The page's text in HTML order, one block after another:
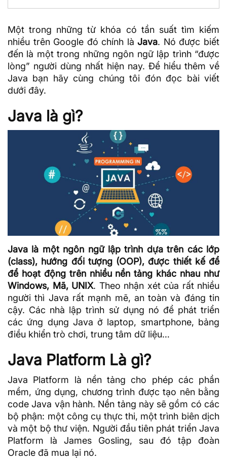
Một trong những từ khóa có tần suất tìm kiếm
nhiều trên Google đó chính làJava. Nó được biết
đến là một trong những ngôn ngữ lập trình“được
lòng” người dùng nhất hiện nay. Để hiểu thêm về
Java bạn hãy cùng chúng tôi đón đọc bài viết
dưới đây.
Java là gì?
Java là một ngôn ngữ lập trình dựa trên các lớp
(class), hướng đối tượng (OOP), được thiết kế để
để hoạt động trên nhiều nền tảng khác nhau như
Windows, Mã, UNIX. Theo nhận xét của rất nhiều
người thì Java rất mạnh mẽ, an toàn và đáng tin
cậy. Các nhà lập trình sử dụng nó để phát triển
các ứng dụng Java ở laptop, smartphone, bảng
điều khiển trò chơi, trung tâm dữ liệu…
Java Platform Là gì?
Java Platform là nền tảng cho phép các phần
mềm, ứng dụng, chương trình được tạo nên bằng
code Java vận hành. Nền tảng này sẽ gồm có các
bộ phận: một công cụ thực thi, một trình biên dịch
và một bộ thư viện. Người đầu tiên phát triển Java
Platform là James Gosling, sau đó tập đoàn
Oracle đã mua lại nó.